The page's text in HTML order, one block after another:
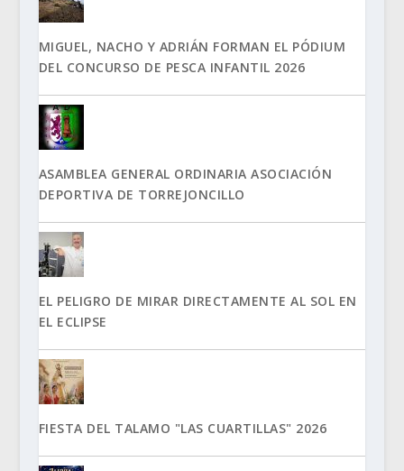
MIGUEL, NACHO Y ADRIÁN FORMAN EL PÓDIUM
DEL CONCURSO DE PESCA INFANTIL 2026
ASAMBLEA GENERAL ORDINARIA ASOCIACIÓN
DEPORTIVA DE TORREJONCILLO
EL PELIGRO DE MIRAR DIRECTAMENTE AL SOL EN
EL ECLIPSE
FIESTA DEL TALAMO "LAS CUARTILLAS" 2026